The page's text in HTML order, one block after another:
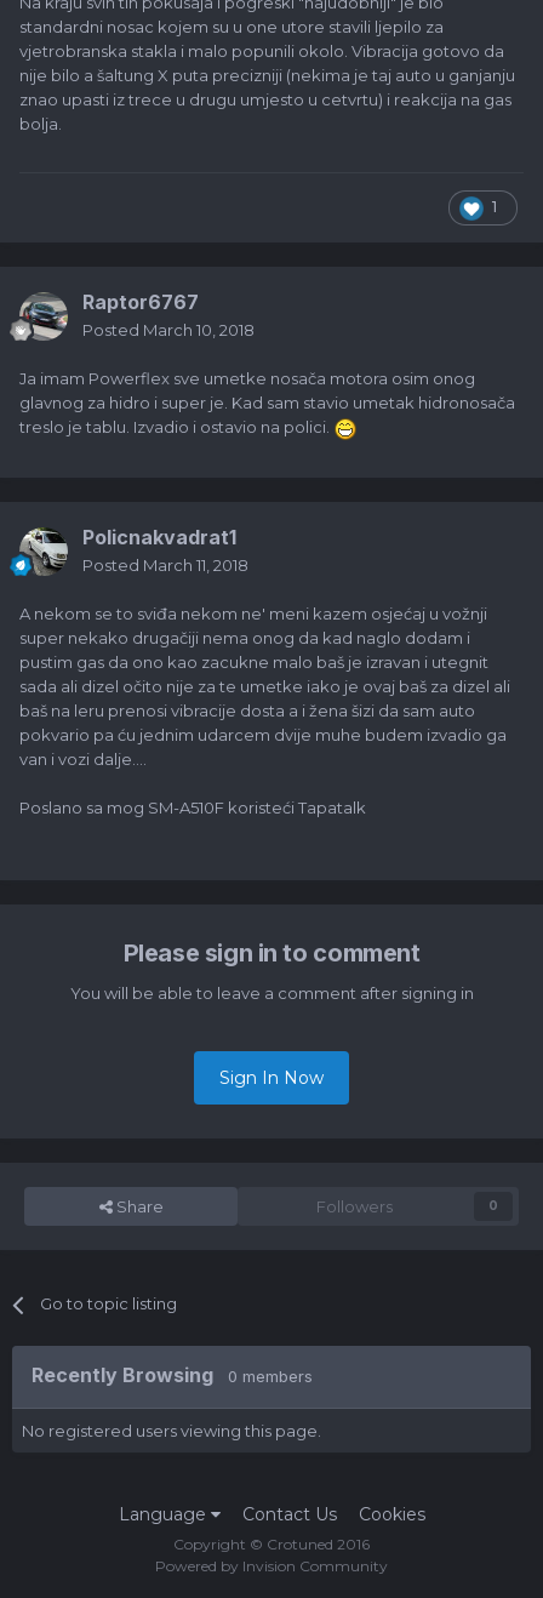
standardni nosac kojem su u one utore stavili ljepilo za
vjetrobranska stakla i malo popunili okolo. Vibracija gotovo da
nije bilo a šaltung X puta precizniji (nekima je taj auto u ganjanju
znao upasti iz trece u drugu umjesto u cetvrtu) i reakcija na gas
bolja.
1
Raptor6767
Posted March 10, 2018
Ja imam Powerflex sve umetke nosača motora osim onog
glavnog za hidro i super je. Kad sam stavio umetak hidronosača
treslo je tablu. Izvadio i ostavio na polici.
Policnakvadrat1
Posted March 11, 2018
A nekom se to sviđa nekom ne' meni kazem osjećaj u vožnji
super nekako drugačiji nema onog da kad naglo dodam i
pustim gas da ono kao zacukne malo baš je izravan i utegnit
sada ali dizel očito nije za te umetke iako je ovaj baš za dizel ali
baš na leru prenosi vibracije dosta a i žena šizi da sam auto
pokvario pa ću jednim udarcem dvije muhe budem izvadio ga
van i vozi dalje....
Poslano sa mog SM-A510F koristeći Tapatalk
Please sign in to comment
You will be able to leave a comment after signing in
Sign In Now
Share Followers 0
Go to topic listing
Recently Browsing 0 members
No registered users viewing this page.
Language Contact Us Cookies
Copyright © Crotuned 2016
Powered by Invision Community